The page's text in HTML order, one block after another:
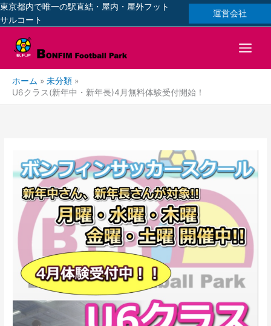
内
容
東京都内で唯一の駅直結・屋内・屋外フット
サルコート
運営会社
ホーム
未分類
U6クラス(新年中・新年長)4月無料体験受付開始！